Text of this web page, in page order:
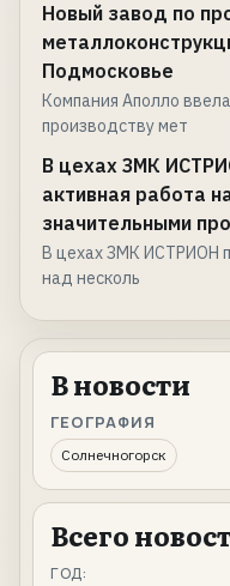
Новый завод по
Подмосковье
Компания Аполло
производству мет
В цехах ЗМК
активная работа
значительными
В цехах ЗМК ИСТРИОН
над несколь
В новости
ГЕОГРАФИЯ
Солнечногорск
Всего
ГОД: